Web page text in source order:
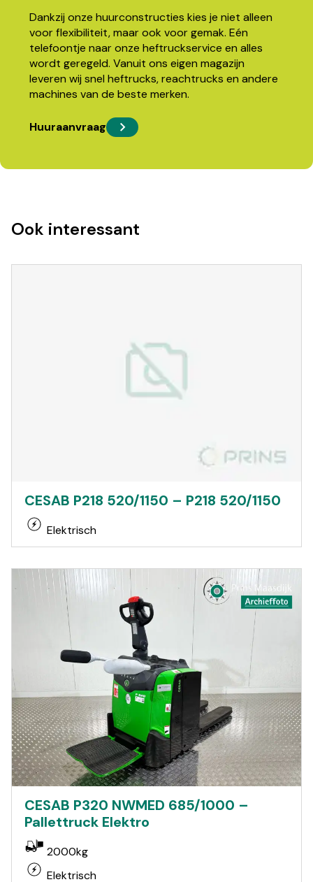
Dankzij onze huurconstructies kies je niet alleen
voor flexibiliteit, maar ook voor gemak. Eén
telefoontje naar onze heftruckservice en alles
wordt geregeld. Vanuit ons eigen magazijn
leveren wij snel heftrucks, reachtrucks en andere
machines van de beste merken.
Huuraanvraag
Ook interessant
CESAB P218 520/1150 – P218 520/1150
Elektrisch
CESAB P320 NWMED 685/1000 –
Pallettruck Elektro
2000kg
Elektrisch